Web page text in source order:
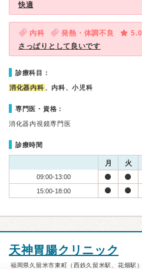
快適
内科 発熱・体調不良
5.0
さっぱりとして良いです
診療科目：
消化器内科 、内科、小児科
専門医・資格：
消化器内視鏡専門医
診療時間
月 火
09:00-13:00
15:00-18:00
天神胃腸クリニック
福岡県久留米市東町（西鉄久留米駅、花畑駅）